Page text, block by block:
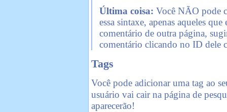
Última coisa: Você NÃO pode
essa sintaxe, apenas aqueles
comentário de outra página,
comentário clicando no ID dele
Tags
Você pode adicionar uma tag ao
usuário vai cair na página de
aparecerão!